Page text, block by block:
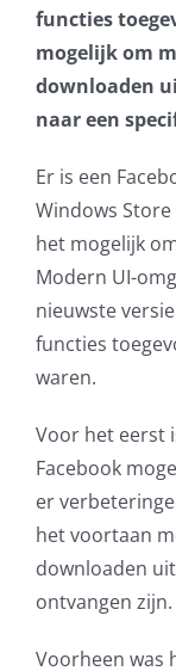
VOIP
Microsoft NCE
Office365
Microsoft
SLA
Remote Help
WordPress SLA
functies
mogelijk om
downloaden
naar een
Er is een
Windows
het mogelijk
Modern UI-
nieuwste
functies
waren.
Voor het eerst
Facebook
er
het voortaan
downloaden
ontvangen zijn.
Voorheen was